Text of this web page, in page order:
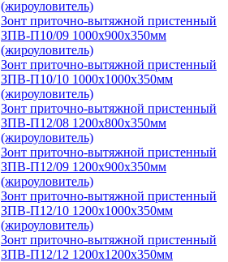
(жироуловитель)
Зонт приточно-вытяжной пристенный
ЗПВ-П10/09 1000х900х350мм
(жироуловитель)
Зонт приточно-вытяжной пристенный
ЗПВ-П10/10 1000х1000х350мм
(жироуловитель)
Зонт приточно-вытяжной пристенный
ЗПВ-П12/08 1200х800х350мм
(жироуловитель)
Зонт приточно-вытяжной пристенный
ЗПВ-П12/09 1200х900х350мм
(жироуловитель)
Зонт приточно-вытяжной пристенный
ЗПВ-П12/10 1200х1000х350мм
(жироуловитель)
Зонт приточно-вытяжной пристенный
ЗПВ-П12/12 1200х1200х350мм